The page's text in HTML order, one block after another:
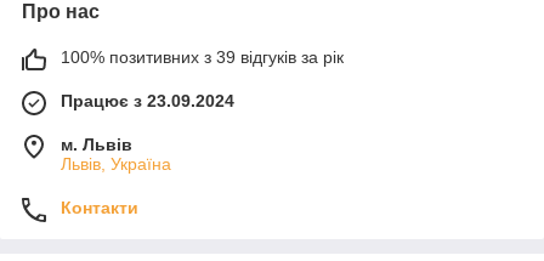
Про нас
100% позитивних з 39 відгуків за рік
Працює з 23.09.2024
м. Львів
Львів, Україна
Контакти